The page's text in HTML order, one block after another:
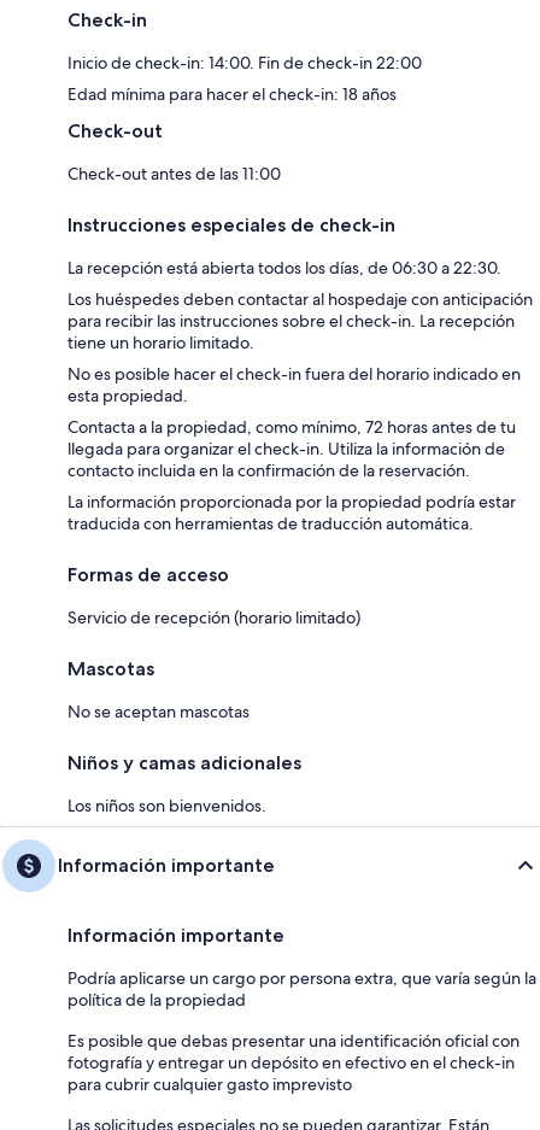
Check-in
Inicio de check-in: 14:00. Fin de check-in 22:00
Edad mínima para hacer el check-in: 18 años
Check-out
Check-out antes de las 11:00
Instrucciones especiales de check-in
La recepción está abierta todos los días, de 06:30 a 22:30.
Los huéspedes deben contactar al hospedaje con anticipación
para recibir las instrucciones sobre el check-in. La recepción
tiene un horario limitado.
No es posible hacer el check-in fuera del horario indicado en
esta propiedad.
Contacta a la propiedad, como mínimo, 72 horas antes de tu
llegada para organizar el check-in. Utiliza la información de
contacto incluida en la confirmación de la reservación.
La información proporcionada por la propiedad podría estar
traducida con herramientas de traducción automática.
Formas de acceso
Servicio de recepción (horario limitado)
Mascotas
No se aceptan mascotas
Niños y camas adicionales
Los niños son bienvenidos.
Información importante
Información importante
Podría aplicarse un cargo por persona extra, que varía según la
política de la propiedad
Es posible que debas presentar una identificación oficial con
fotografía y entregar un depósito en efectivo en el check-in
para cubrir cualquier gasto imprevisto
Las solicitudes especiales no se pueden garantizar. Están